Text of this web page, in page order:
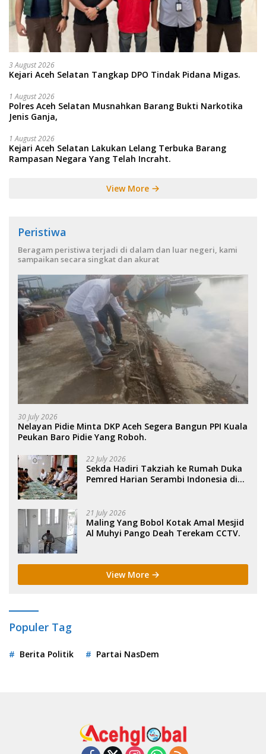
3 August 2026
Kejari Aceh Selatan Tangkap DPO Tindak Pidana Migas.
1 August 2026
Polres Aceh Selatan Musnahkan Barang Bukti Narkotika
Jenis Ganja,
1 August 2026
Kejari Aceh Selatan Lakukan Lelang Terbuka Barang
Rampasan Negara Yang Telah Incraht.
View More
Peristiwa
Beragam peristiwa terjadi di dalam dan luar negeri, kami
sampaikan secara singkat dan akurat
30 July 2026
Nelayan Pidie Minta DKP Aceh Segera Bangun PPI Kuala
Peukan Baro Pidie Yang Roboh.
22 July 2026
Sekda Hadiri Takziah ke Rumah Duka
Pemred Harian Serambi Indonesia di
21 July 2026
Maling Yang Bobol Kotak Amal Mesjid
Al Muhyi Pango Deah Terekam CCTV.
View More
Populer Tag
Berita Politik Partai NasDem